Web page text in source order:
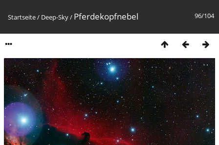
96/104
Startseite/ Deep-Sky/ Pferdekopfnebel